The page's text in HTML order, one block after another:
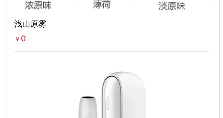
浅山原雾
￥ 0